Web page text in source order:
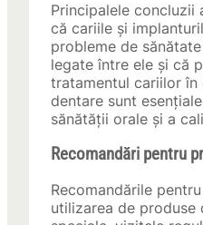
Principalele concluzii
că cariile și
probleme de
legate între ele și că
tratamentul cariilor
dentare sunt
sănătății orale și a
Recomandări pentru
Recomandările
utilizarea de produse